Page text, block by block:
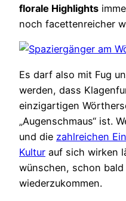
florale Highlights
noch facettenreicher
Es darf also mit Fug
werden, dass
einzigartigen
„Augenschmaus“ ist.
und die zahlreichen
Kultur auf sich wirken
wünschen, schon
wiederzukommen.